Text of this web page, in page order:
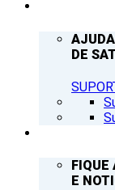
DE
FIQUE
E